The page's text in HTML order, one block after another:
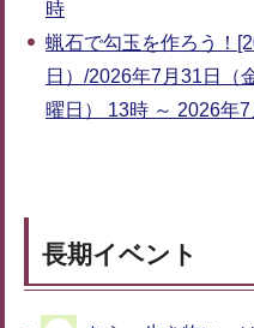
時
蝋石で勾玉を作ろう！
日）/2026年7月31日（
曜日） 13時 ～ 2026年
長期イベント